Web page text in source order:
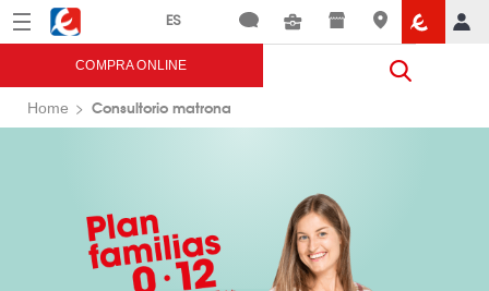
Menú Eroski
COMPRA ONLINE
Home Consultorio matrona